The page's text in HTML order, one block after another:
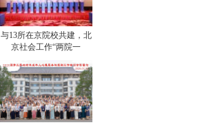
与13所在京院校共建，北
京社会工作“两院一